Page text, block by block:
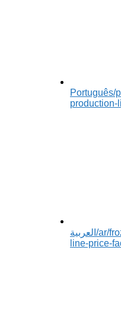
Português/
production-
العربية /ar/
line-price-